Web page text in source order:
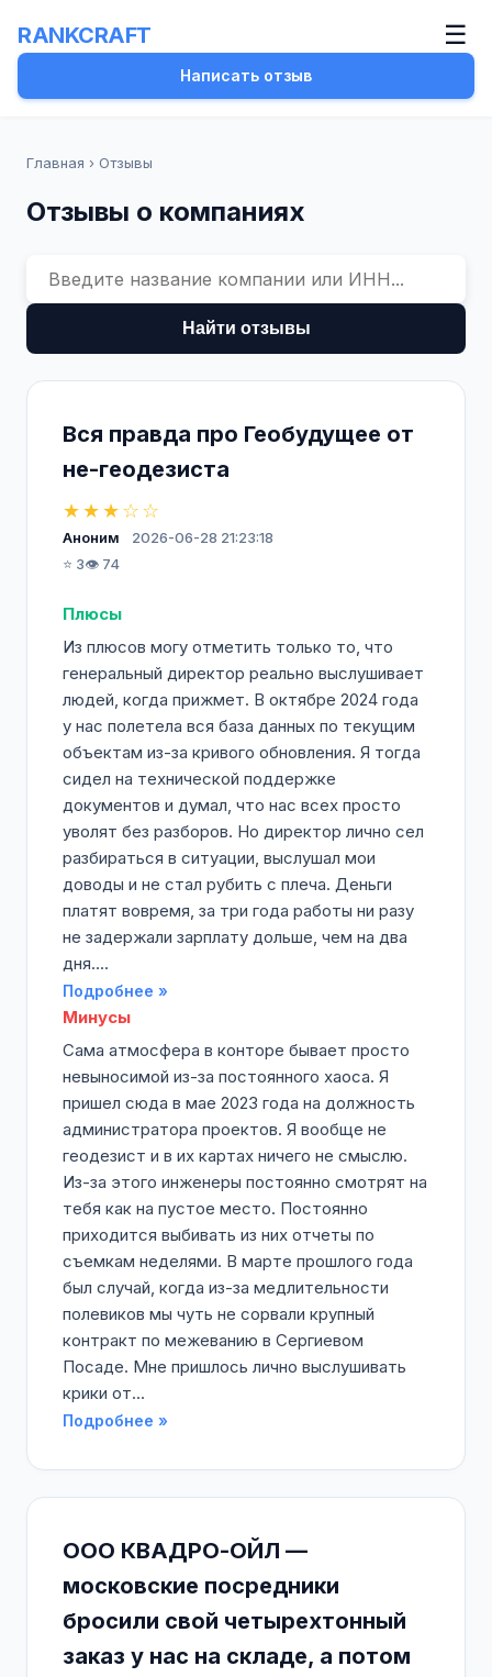
RANKCRAFT ☰
Написать отзыв
Главная › Отзывы
Отзывы о компаниях
Найти отзывы
Вся правда про Геобудущее от
не-геодезиста
★★★☆☆
Аноним
2026-06-28 21:23:18
⭐ 3👁️ 74
Плюсы
Из плюсов могу отметить только то, что
генеральный директор реально выслушивает
людей, когда прижмет. В октябре 2024 года
у нас полетела вся база данных по текущим
объектам из-за кривого обновления. Я тогда
сидел на технической поддержке
документов и думал, что нас всех просто
уволят без разборов. Но директор лично сел
разбираться в ситуации, выслушал мои
доводы и не стал рубить с плеча. Деньги
платят вовремя, за три года работы ни разу
не задержали зарплату дольше, чем на два
дня....
Подробнее »
Минусы
Сама атмосфера в конторе бывает просто
невыносимой из-за постоянного хаоса. Я
пришел сюда в мае 2023 года на должность
администратора проектов. Я вообще не
геодезист и в их картах ничего не смыслю.
Из-за этого инженеры постоянно смотрят на
тебя как на пустое место. Постоянно
приходится выбивать из них отчеты по
съемкам неделями. В марте прошлого года
был случай, когда из-за медлительности
полевиков мы чуть не сорвали крупный
контракт по межеванию в Сергиевом
Посаде. Мне пришлось лично выслушивать
крики от...
Подробнее »
ООО КВАДРО-ОЙЛ —
московские посредники
бросили свой четырехтонный
заказ у нас на складе, а потом